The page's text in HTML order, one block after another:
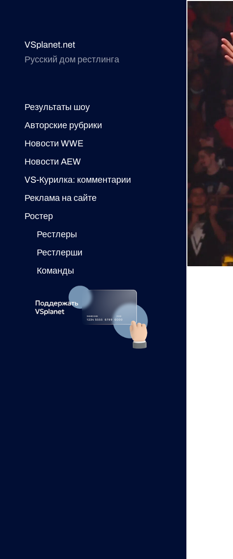
VSplanet.net
Русский дом рестлинга
Результаты шоу
Авторские рубрики
Новости WWE
Новости AEW
VS-Курилка: комментарии
Реклама на сайте
Ростер
Рестлеры
Рестлерши
Команды